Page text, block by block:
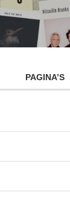
PAGINA’S